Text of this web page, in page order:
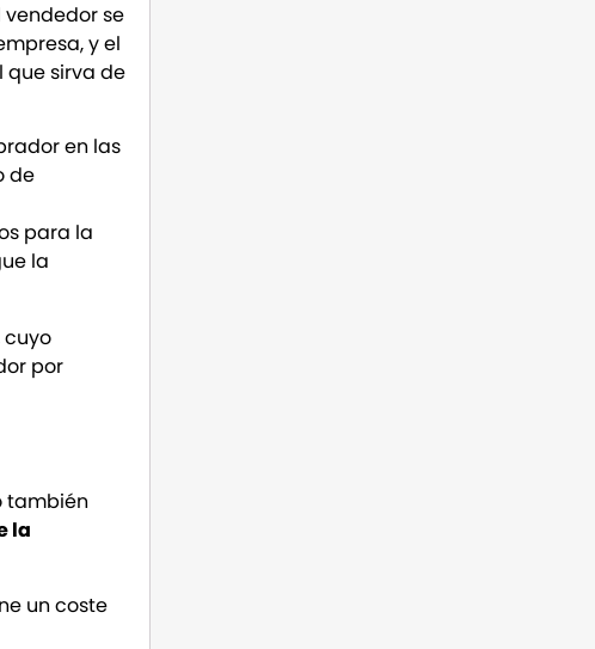
se
y el
que sirva de
en las
de
para la
la
por
también
la
un coste